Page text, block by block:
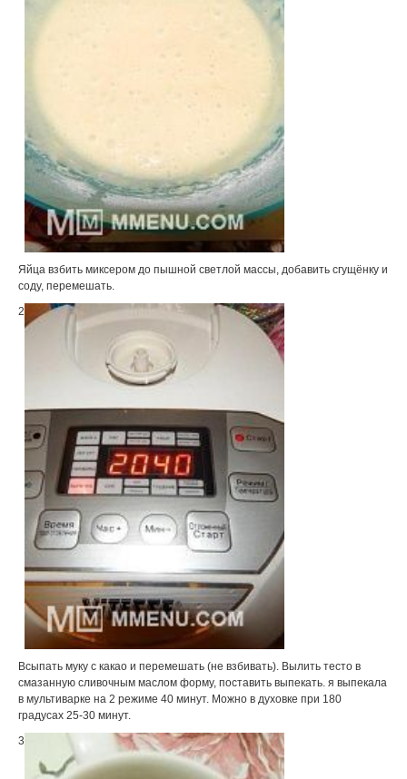
Яйца взбить миксером до пышной светлой массы, добавить сгущёнку и
соду, перемешать.
2
Всыпать муку с какао и перемешать (не взбивать). Вылить тесто в
смазанную сливочным маслом форму, поставить выпекать. я выпекала
в мультиварке на 2 режиме 40 минут. Можно в духовке при 180
градусах 25-30 минут.
3